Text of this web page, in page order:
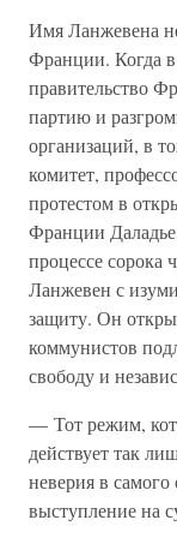
Имя Ланжевена
Франции. Когда
правительство
партию и
организаций, в
комитет,
протестом в
Франции
процессе сорока
Ланжевен с
защиту. Он
коммунистов
свободу и
— Тот режим,
действует так
неверия в
выступление на